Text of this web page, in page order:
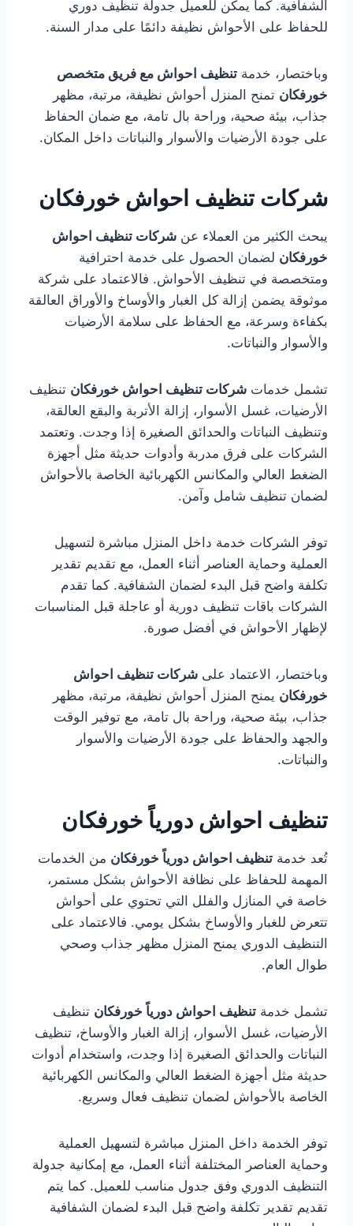
الشفافية. كما يمكن للعميل جدولة تنظيف دوري
للحفاظ على الأحواش نظيفة دائمًا على مدار السنة.
وباختصار، خدمة تنظيف احواش مع فريق متخصص
خورفكان تمنح المنزل أحواش نظيفة، مرتبة، مظهر
جذاب، بيئة صحية، وراحة بال تامة، مع ضمان الحفاظ
على جودة الأرضيات والأسوار والنباتات داخل المكان.
شركات تنظيف احواش خورفكان
يبحث الكثير من العملاء عن شركات تنظيف احواش
خورفكان لضمان الحصول على خدمة احترافية
ومتخصصة في تنظيف الأحواش. فالاعتماد على شركة
موثوقة يضمن إزالة كل الغبار والأوساخ والأوراق العالقة
بكفاءة وسرعة، مع الحفاظ على سلامة الأرضيات
والأسوار والنباتات.
تشمل خدمات شركات تنظيف احواش خورفكان تنظيف
الأرضيات، غسل الأسوار، إزالة الأتربة والبقع العالقة،
وتنظيف النباتات والحدائق الصغيرة إذا وجدت. وتعتمد
الشركات على فرق مدربة وأدوات حديثة مثل أجهزة
الضغط العالي والمكانس الكهربائية الخاصة بالأحواش
لضمان تنظيف شامل وآمن.
توفر الشركات خدمة داخل المنزل مباشرة لتسهيل
العملية وحماية العناصر أثناء العمل، مع تقديم تقدير
تكلفة واضح قبل البدء لضمان الشفافية. كما تقدم
الشركات باقات تنظيف دورية أو عاجلة قبل المناسبات
لإظهار الأحواش في أفضل صورة.
وباختصار، الاعتماد على شركات تنظيف احواش
خورفكان يمنح المنزل أحواش نظيفة، مرتبة، مظهر
جذاب، بيئة صحية، وراحة بال تامة، مع توفير الوقت
والجهد والحفاظ على جودة الأرضيات والأسوار
والنباتات.
تنظيف احواش دورياً خورفكان
تُعد خدمة تنظيف احواش دورياً خورفكان من الخدمات
المهمة للحفاظ على نظافة الأحواش بشكل مستمر،
خاصة في المنازل والفلل التي تحتوي على أحواش
تتعرض للغبار والأوساخ بشكل يومي. فالاعتماد على
التنظيف الدوري يمنح المنزل مظهر جذاب وصحي
طوال العام.
تشمل خدمة تنظيف احواش دورياً خورفكان تنظيف
الأرضيات، غسل الأسوار، إزالة الغبار والأوساخ، تنظيف
النباتات والحدائق الصغيرة إذا وجدت، واستخدام أدوات
حديثة مثل أجهزة الضغط العالي والمكانس الكهربائية
الخاصة بالأحواش لضمان تنظيف فعال وسريع.
توفر الخدمة داخل المنزل مباشرة لتسهيل العملية
وحماية العناصر المختلفة أثناء العمل، مع إمكانية جدولة
التنظيف الدوري وفق جدول مناسب للعميل. كما يتم
تقديم تقدير تكلفة واضح قبل البدء لضمان الشفافية